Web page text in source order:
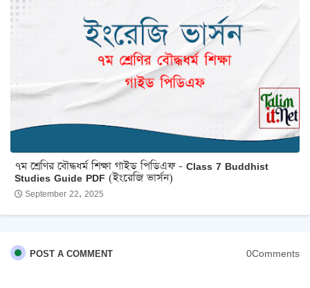
৭ম শ্রেণির বৌদ্ধধর্ম শিক্ষা গাইড পিডিএফ - Class 7 Buddhist
Studies Guide PDF (ইংরেজি ভার্সন)
September 22, 2025
POST A COMMENT 0Comments